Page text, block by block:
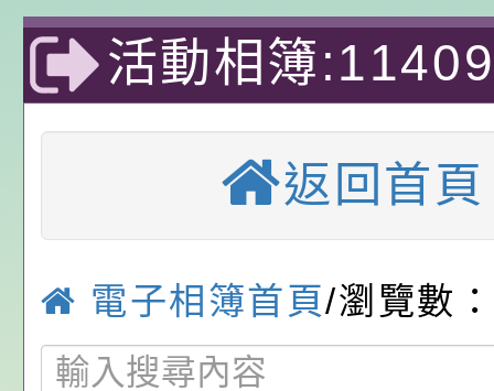
電影營」、「祖孫樂
「愛『原原』不絕-
樂會」、「邁向下一
列講座及成長團體
員會函釋公務員留職
赴陸應申請許可一案
中興國民小學115學
期第1次第7-9招代課
甄選公告
本校「115學年度國
校課程計畫」核定一
轉知教育部國民及學
辦理「115年度教育
前教育署辦理性別平
置課程與教學人才庫
畫」一案， 請教師
公告:桃園市政府腸
施問答集
轉知:桃園市交通局
減碳存摺2.0」全民
桃園市政府家庭教育
年度祖孫樂淘桃－祖
轉知有關銓敘部建置
活動相簿
動物保護協會/
宣導-優質教
返回首頁
電子相簿首頁/瀏覽數